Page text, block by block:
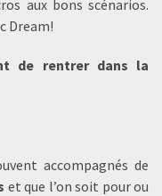
aux bons scénarios.
Dream!
de rentrer dans la
accompagnés de
et que l’on soit pour ou